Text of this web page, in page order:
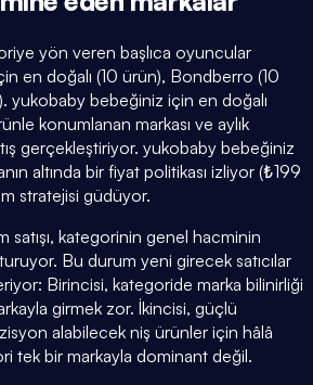
yön veren başlıca oyuncular
en doğalı (10 ürün), Bondberro (10
yukobaby bebeğiniz için en doğalı
konumlanan markası ve aylık
gerçekleştiriyor. yukobaby bebeğiniz
altında bir fiyat politikası izliyor (₺199
stratejisi güdüyor.
satışı, kategorinin genel hacminin
Bu durum yeni girecek satıcılar
Birincisi, kategoride marka bilinirliği
girmek zor. İkincisi, güçlü
alabilecek niş ürünler için hâlâ
tek bir markayla dominant değil.